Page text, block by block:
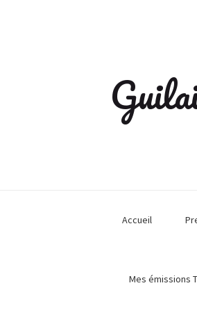
Accueil
Mes émissions